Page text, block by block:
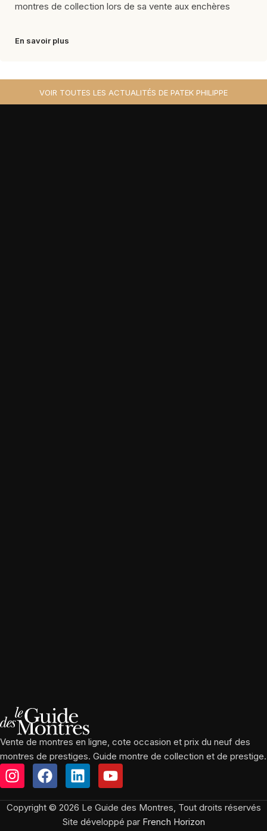
montres de collection lors de sa vente aux enchères
En savoir plus
VOIR TOUTES LES ACTUALITÉS DE PATEK PHILIPPE
Vente de montres en ligne, cote occasion et prix du neuf des
montres de prestiges. Guide montre de collection et de prestige.
Copyright © 2026 Le Guide des Montres, Tout droits réservés
Site développé par French Horizon